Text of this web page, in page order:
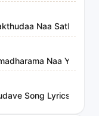
Naa
Naa Yesayya
Song Lyrics